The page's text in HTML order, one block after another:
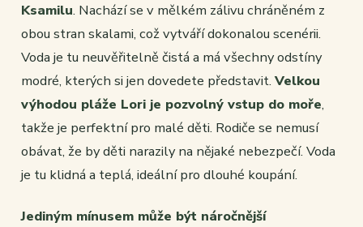
Ksamilu. Nachází se v mělkém zálivu chráněném z
obou stran skalami, což vytváří dokonalou scenérii.
Voda je tu neuvěřitelně čistá a má všechny odstíny
modré, kterých si jen dovedete představit. Velkou
výhodou pláže Lori je pozvolný vstup do moře,
takže je perfektní pro malé děti. Rodiče se nemusí
obávat, že by děti narazily na nějaké nebezpečí. Voda
je tu klidná a teplá, ideální pro dlouhé koupání.
Jediným mínusem může být náročnější